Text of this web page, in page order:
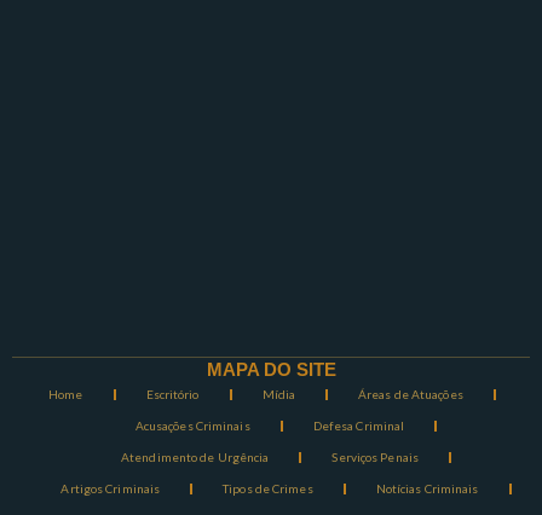
MAPA DO SITE
Home Escritório Mídia Áreas de Atuações
Acusações Criminais Defesa Criminal
Atendimento de Urgência Serviços Penais
Artigos Criminais Tipos de Crimes Notícias Criminais